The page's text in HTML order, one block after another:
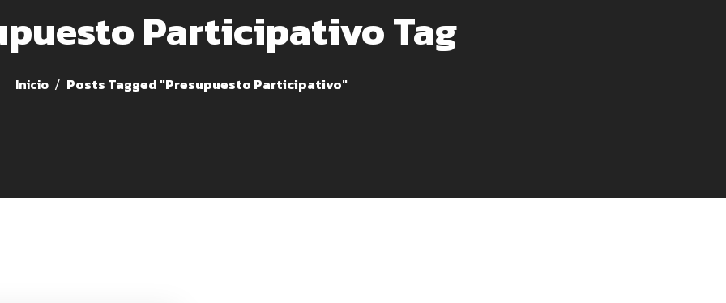
Participativo Tag
Inicio Posts Tagged "Presupuesto Participativo"